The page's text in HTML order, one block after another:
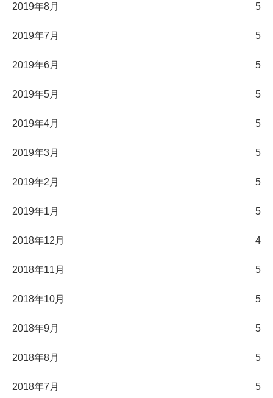
2019年8月 5
2019年7月 5
2019年6月 5
2019年5月 5
2019年4月 5
2019年3月 5
2019年2月 5
2019年1月 5
2018年12月 4
2018年11月 5
2018年10月 5
2018年9月 5
2018年8月 5
2018年7月 5